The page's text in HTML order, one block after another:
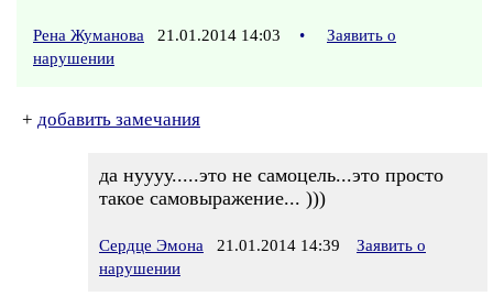
Рена Жуманова 21.01.2014 14:03 •
Заявить о
нарушении
+ добавить замечания
да нуууу.....это не самоцель...это просто
такое самовыражение... )))
Сердце Эмона 21.01.2014 14:39
Заявить о
нарушении